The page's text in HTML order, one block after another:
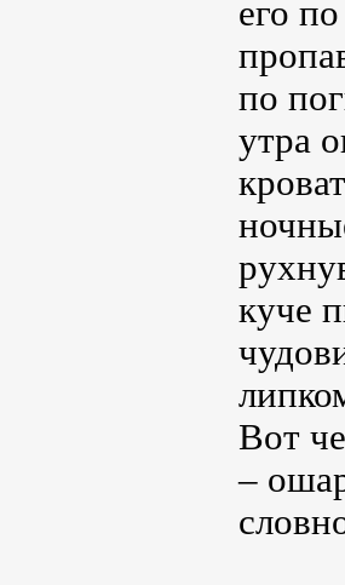
его
по
утра
куче
Вот
–